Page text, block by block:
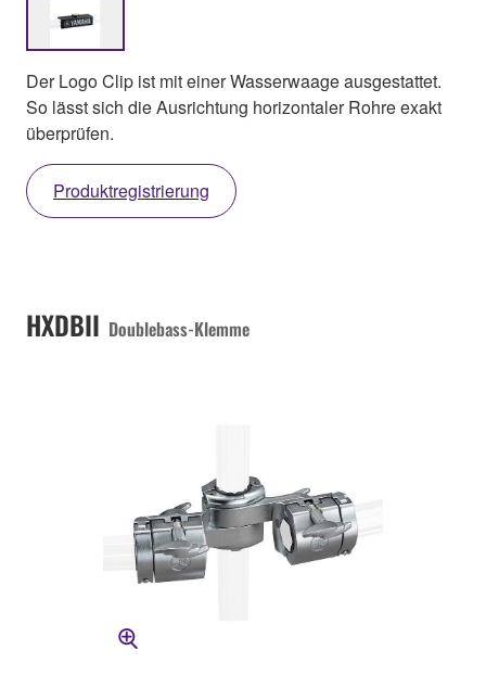
Der Logo Clip ist mit einer Wasserwaage ausgestattet.
So lässt sich die Ausrichtung horizontaler Rohre exakt
überprüfen.
Produktregistrierung
HXDBII Doublebass-Klemme